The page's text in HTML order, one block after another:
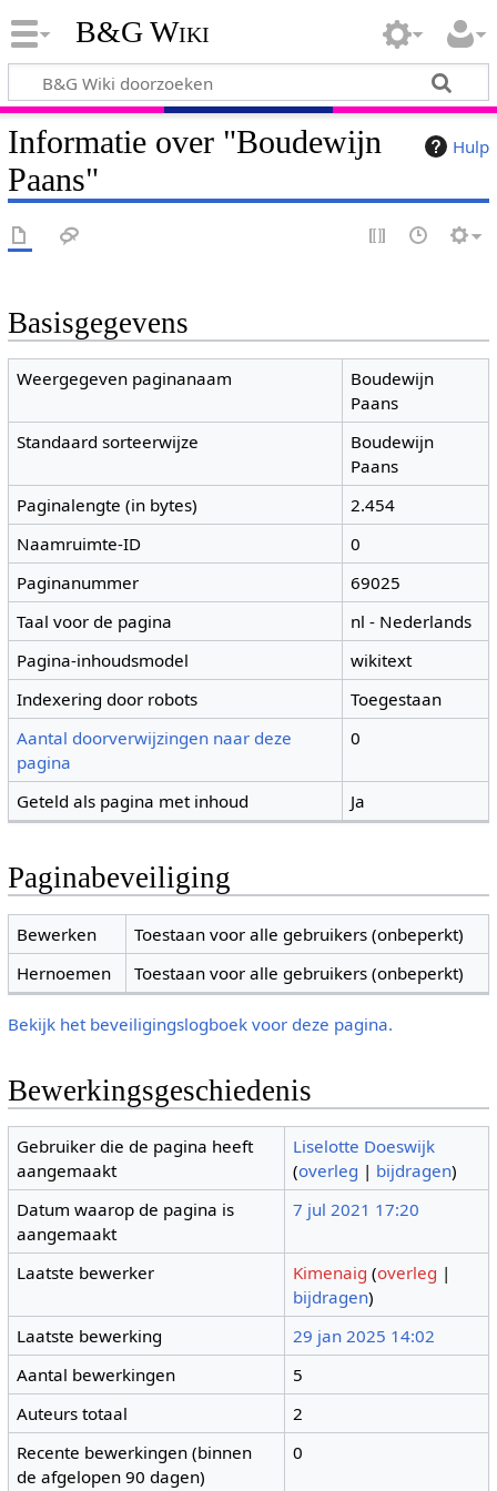
B&G Wiki
Hulp
Informatie over "Boudewijn
Paans"
Basisgegevens
Weergegeven paginanaam
Boudewijn
Paans
Standaard sorteerwijze
Boudewijn
Paans
Paginalengte (in bytes)
2.454
Naamruimte-ID
0
Paginanummer
69025
Taal voor de pagina
nl - Nederlands
Pagina-inhoudsmodel
wikitext
Indexering door robots
Toegestaan
Aantal doorverwijzingen naar deze
pagina
0
Geteld als pagina met inhoud Ja
Paginabeveiliging
Bewerken
Toestaan voor alle gebruikers (onbeperkt)
Hernoemen
Toestaan voor alle gebruikers (onbeperkt)
Bekijk het beveiligingslogboek voor deze pagina.
Bewerkingsgeschiedenis
Gebruiker die de pagina heeft
aangemaakt
Liselotte Doeswijk
(overleg | bijdragen)
Datum waarop de pagina is
aangemaakt
7 jul 2021 17:20
Laatste bewerker Kimenaig (overleg |
bijdragen)
Laatste bewerking
29 jan 2025 14:02
Aantal bewerkingen
5
Auteurs totaal
2
Recente bewerkingen (binnen
de afgelopen 90 dagen)
0